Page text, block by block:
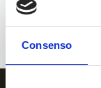
Consenso